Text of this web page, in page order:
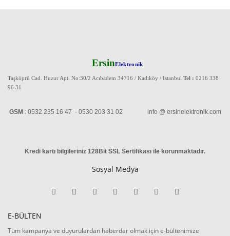
ErsinElektronik
Taşköprü Cad. Huzur Apt. No:30/2 Acıbadem 34716 / Kadıköy / Istanbul Tel : 0216 338
96 31
GSM : 0532 235 16 47 - 0530 203 31 02 info @ ersinelektronik.com
Kredi kartı bilgileriniz 128Bit SSL Sertifikası ile korunmaktadır.
Sosyal Medya
E-BÜLTEN
Tüm kampanya ve duyurulardan haberdar olmak için e-bültenimize